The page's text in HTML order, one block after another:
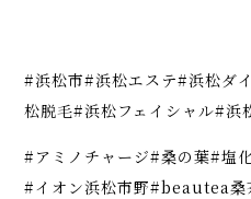
#浜松市#浜松エステ#浜松ダ
松脱毛#浜松フェイシャル#浜
#アミノチャージ#桑の葉#塩
#イオン浜松市野#beautea